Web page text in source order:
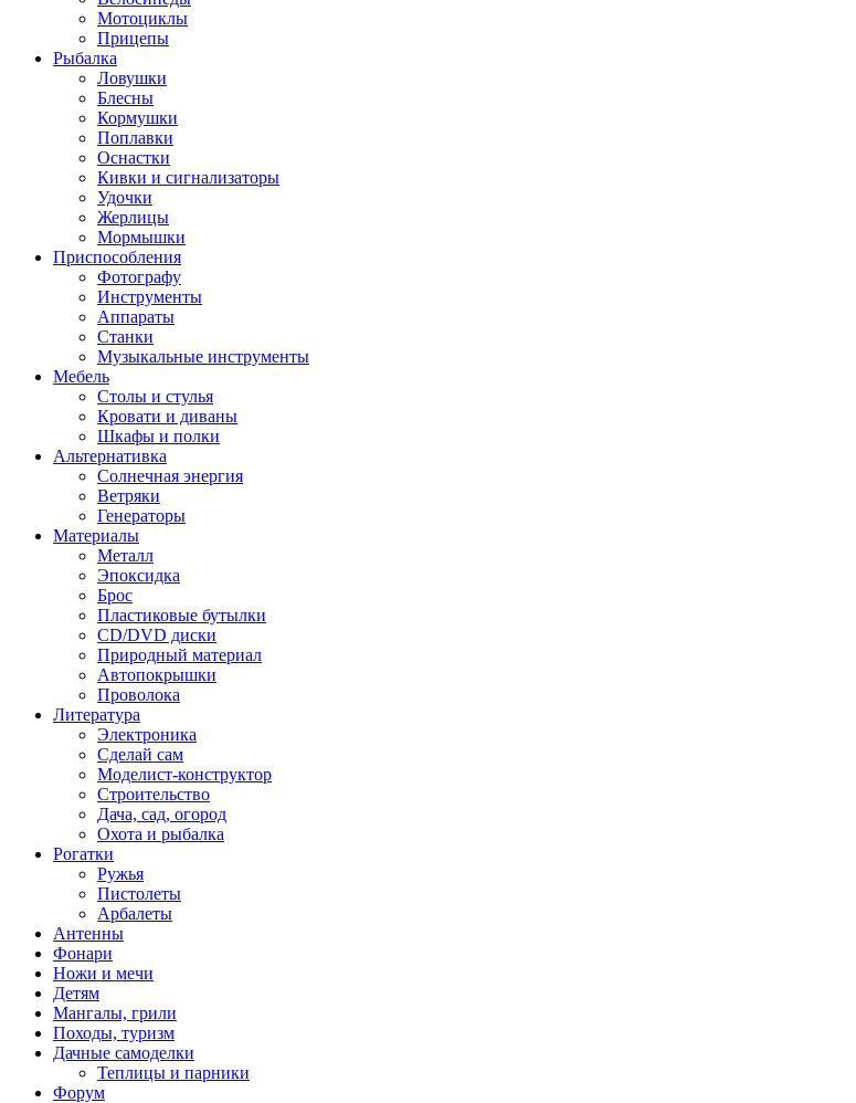
Мотоциклы
Прицепы
Рыбалка
Ловушки
Блесны
Кормушки
Поплавки
Оснастки
Кивки и сигнализаторы
Удочки
Жерлицы
Мормышки
Приспособления
Фотографу
Инструменты
Аппараты
Станки
Музыкальные инструменты
Мебель
Столы и стулья
Кровати и диваны
Шкафы и полки
Альтернативка
Солнечная энергия
Ветряки
Генераторы
Материалы
Металл
Эпоксидка
Брос
Пластиковые бутылки
CD/DVD диски
Природный материал
Автопокрышки
Проволока
Литература
Электроника
Сделай сам
Моделист-конструктор
Строительство
Дача, сад, огород
Охота и рыбалка
Рогатки
Ружья
Пистолеты
Арбалеты
Антенны
Фонари
Ножи и мечи
Детям
Мангалы, грили
Походы, туризм
Дачные самоделки
Теплицы и парники
Форум